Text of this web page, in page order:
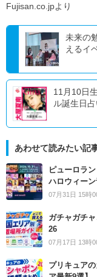
Fujisan.co.jpより
未来の
えるイ
11月10日
ル誕生日
あわせて読みたい記
ピューロラ
ハロウィー
07月31日 15時
ガチャガチ
26
07月17日 13時
プリキュア